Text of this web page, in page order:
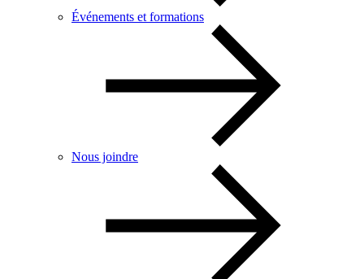
Événements et formations
Nous joindre